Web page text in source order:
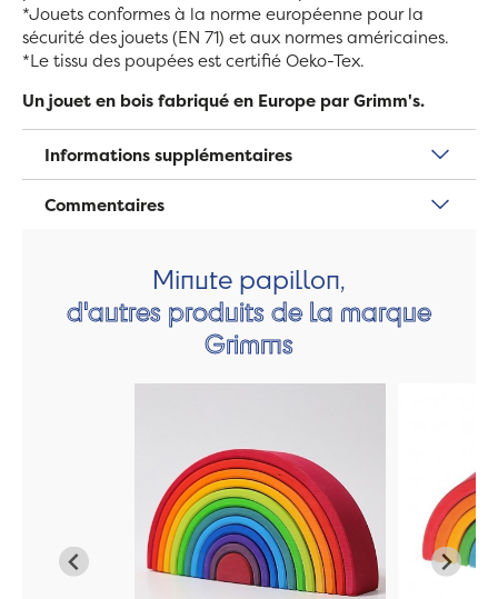
*Jouets conformes à la norme européenne pour la
sécurité des jouets (EN 71) et aux normes américaines.
*Le tissu des poupées est certifié Oeko-Tex.
Un jouet en bois fabriqué en Europe par Grimm's.
Informations supplémentaires
Commentaires
Minute papillon,
d'autres produits de la marque
Grimms